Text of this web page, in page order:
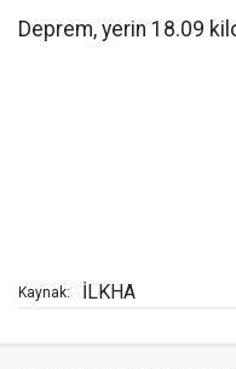
Deprem, yerin 18.09
Kaynak: İLKHA